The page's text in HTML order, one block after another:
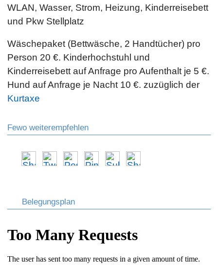
WLAN, Wasser, Strom, Heizung, Kinderreisebett
und Pkw Stellplatz
Wäschepaket (Bettwäsche, 2 Handtücher) pro
Person 20 €. Kinderhochstuhl und
Kinderreisebett auf Anfrage pro Aufenthalt je 5 €.
Hund auf Anfrage je Nacht 10 €. zuzüglich der
Kurtaxe
Fewo weiterempfehlen
Belegungsplan